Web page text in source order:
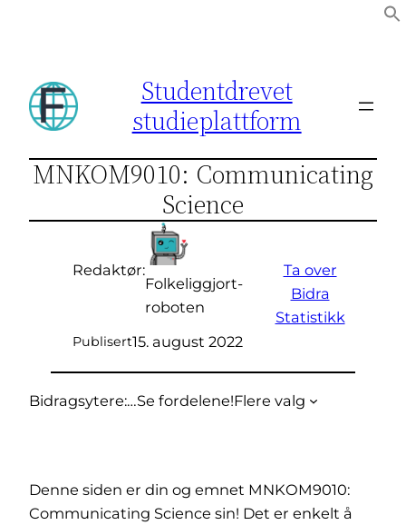
Studentdrevet
studieplattform
MNKOM9010: Communicating
Science
Redaktør:
Folkeliggjort-
roboten
Publisert15. august 2022
Ta over
Bidra
Statistikk
Bidragsytere:…Se fordelene!Flere valg
Denne siden er din og emnet MNKOM9010:
Communicating Science sin! Det er enkelt å